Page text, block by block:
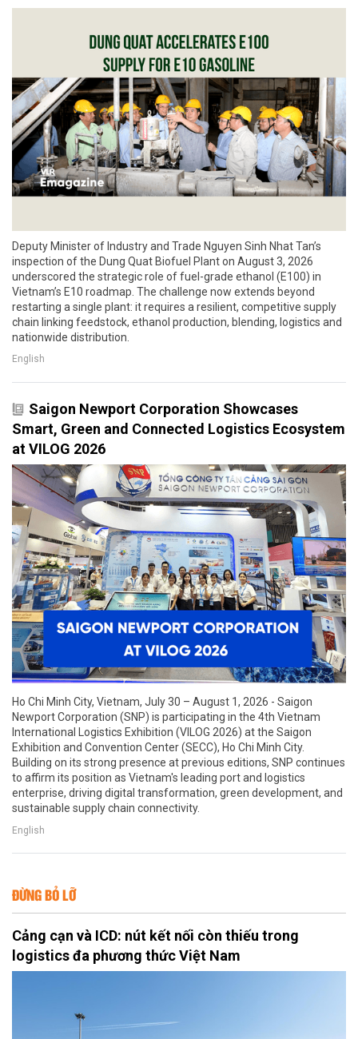
Deputy Minister of Industry and Trade Nguyen Sinh Nhat Tan’s
inspection of the Dung Quat Biofuel Plant on August 3, 2026
underscored the strategic role of fuel-grade ethanol (E100) in
Vietnam’s E10 roadmap. The challenge now extends beyond
restarting a single plant: it requires a resilient, competitive supply
chain linking feedstock, ethanol production, blending, logistics and
nationwide distribution.
English
Saigon Newport Corporation Showcases
Smart, Green and Connected Logistics Ecosystem
at VILOG 2026
Ho Chi Minh City, Vietnam, July 30 – August 1, 2026 - Saigon
Newport Corporation (SNP) is participating in the 4th Vietnam
International Logistics Exhibition (VILOG 2026) at the Saigon
Exhibition and Convention Center (SECC), Ho Chi Minh City.
Building on its strong presence at previous editions, SNP continues
to affirm its position as Vietnam's leading port and logistics
enterprise, driving digital transformation, green development, and
sustainable supply chain connectivity.
English
ĐỪNG BỎ LỠ
Cảng cạn và ICD: nút kết nối còn thiếu trong
logistics đa phương thức Việt Nam